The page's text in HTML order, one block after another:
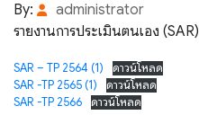
By:
administrator
รายงานการประเมินตนเอง (SAR)
SAR – TP 2564 (1)
ดาวน์โหลด
SAR -TP 2565 (1)
ดาวน์โหลด
SAR -TP 2566
ดาวน์โหลด